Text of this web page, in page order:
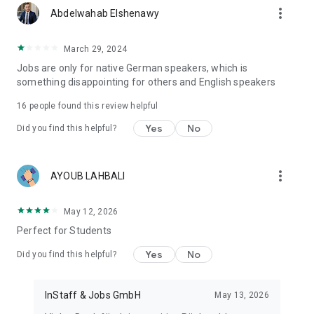
Abdelwahab Elshenawy more_vert
March 29, 2024
Jobs are only for native German speakers, which is
something disappointing for others and English speakers
16 people found this review helpful
Did you find this helpful? Yes No
AYOUB LAHBALI more_vert
May 12, 2026
Perfect for Students
Did you find this helpful? Yes No
InStaff & Jobs GmbH May 13, 2026